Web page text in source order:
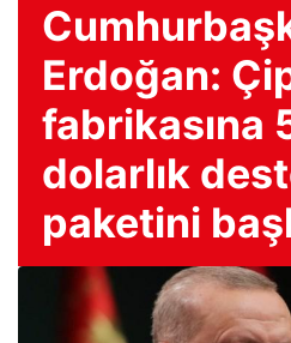
Erdoğan:
fabrikasına
dolarlık
paketini